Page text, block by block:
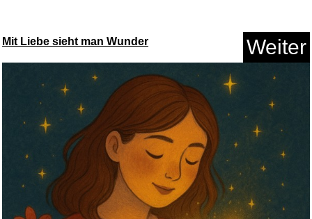
Anzeige
Mit Liebe sieht man Wunder Weiter